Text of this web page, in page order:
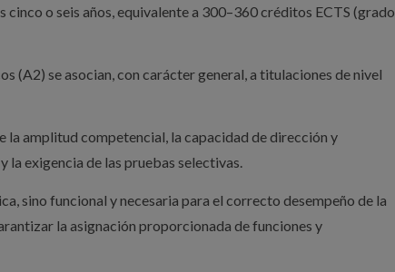
o seis años, equivalente a 300–360 créditos ECTS (grado
(A2) se asocian, con carácter general, a titulaciones de nivel
amplitud competencial, la capacidad de dirección y
la exigencia de las pruebas selectivas.
sino funcional y necesaria para el correcto desempeño de la
la asignación proporcionada de funciones y